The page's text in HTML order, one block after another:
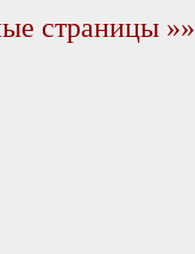
страницы »»